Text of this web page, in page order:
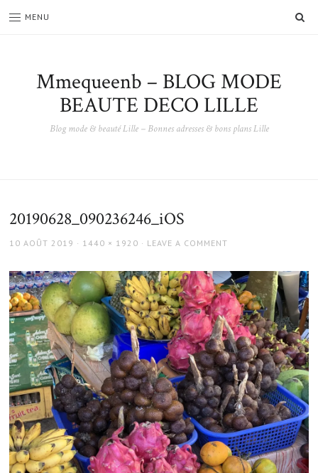
MENU
Mmequeenb – BLOG MODE
BEAUTE DECO LILLE
Blog mode & beauté Lille – Bonnes adresses & bons plans Lille
20190628_090236246_iOS
POSTED
10 AOÛT 2019
FULL
1440 × 1920 LEAVE A COMMENT